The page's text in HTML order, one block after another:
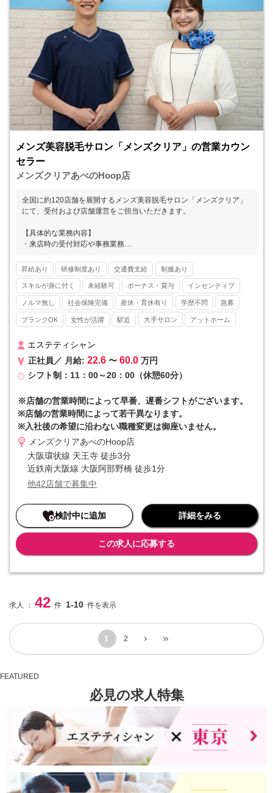
メンズ美容脱毛サロン「メンズクリア」の営業カウン
セラー
メンズクリアあべのHoop店
全国に約120店舗を展開するメンズ美容脱毛サロン「メンズクリア」
にて、受付および店舗運営をご担当いただきます。
【具体的な業務内容】
・来店時の受付対応や事務業務
・カルテ作成
※お客様の8割以上がひげ脱毛です。
■■ メンズクリアとは ■■
メンズ美容が注目され始めた2013年にスタートし、現在では全国47
都道府県すべてに店舗をかまえるリーディングカンパニーとして高い
を集めています。
■■ 他社と差を付けるマーケティング力 ■■
自社のマーケティング部門によってYoutube、twitter（x）、Instagra
本社で吸い上げる組織体制を整えています。さらに集客～予約入力ま
でを本社で集約していることから、店舗の事務作業が最小限で済むと
いうメリットも。集客を全て本社で担当するため、個人ノルマなどが
一切発生しないのも特徴です。
■■ 入社初月からインセンティブが発生 ■■
インセンティブというと「優秀な人だけ」というイメージがあります
が、当社はそうではありません。リピート率の高さや成長市場という
優位性もあり、インセンティブを獲得するハードルは決して高くない
おすすめです。
昇給あり 研修制度あり 交通費支給 制服あり
スキルが身に付く 未経験可 ボーナス・賞与 インセンティブ
ノルマ無し 社会保険完備 産休・育休有り 学歴不問 急募
ブランクOK 女性が活躍 駅近 大手サロン アットホーム
エステティシャン
正社員／ 月給: 22.6 〜 60.0 万円
シフト制：11：00～20：00（休憩60分）
※店舗の営業時間によって早番、遅番シフトがございます。
※店舗の営業時間によって若干異なります。
※入社後の希望に沿わない職種変更は御座いません。
メンズクリアあべのHoop店
大阪環状線 天王寺 徒歩3分
近鉄南大阪線 大阪阿部野橋 徒歩1分
他42店舗で募集中
検討中に追加 詳細をみる
この求人に応募する
求人 ： 42 件 1-10 件を表示
1 2
FEATURED
必見の求人特集